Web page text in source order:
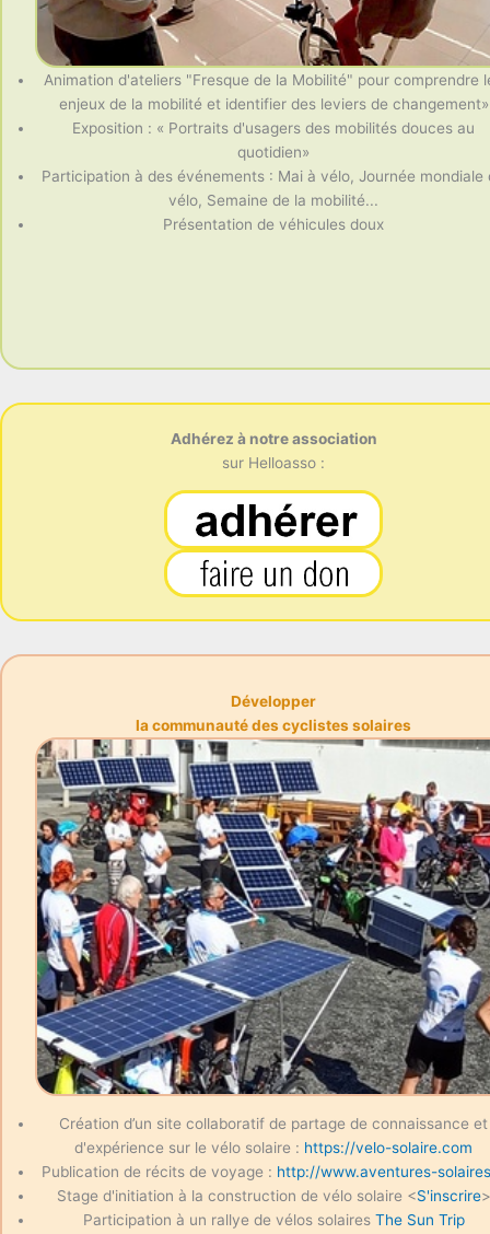
Animation d'ateliers "Fresque de la Mobilité" pour comprendre
enjeux de la mobilité et identifier des leviers de changement»
Exposition : « Portraits d'usagers des mobilités douces au
quotidien»
Participation à des événements : Mai à vélo, Journée mondiale
vélo, Semaine de la mobilité...
Présentation de véhicules doux
Adhérez à notre association
sur Helloasso :
Développer
la communauté des cyclistes solaires
Création d’un site collaboratif de partage de connaissance et
d'expérience sur le vélo solaire : https://velo-solaire.com
Publication de récits de voyage : http://www.aventures-
Stage d'initiation à la construction de vélo solaire <S'inscrire>
Participation à un rallye de vélos solaires The Sun Trip